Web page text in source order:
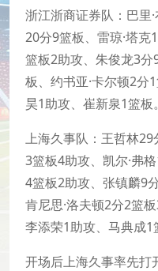
浙江浙商证券队：巴里
20分9篮板、雷琼·塔
篮板2助攻、朱俊龙3
板、约书亚·卡尔顿2分
昊1助攻、崔新泉1篮板。
上海久事队：王哲林29
3篮板4助攻、凯尔·弗
4篮板2助攻、张镇麟9
肯尼思·洛夫顿2分2篮
李添荣1助攻、马典成1
开场后上海久事率先打